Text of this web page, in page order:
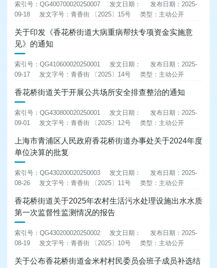
索引号：QG400700020250007 发文日期：
发布日期：2025-
09-18
发文字号：青香街 〔2025〕15号 类型：主动公开
关于印发《香花桥街道大病重病帮扶专项资金实施意
见》的通知
索引号：QG410600020250001 发文日期：
发布日期：2025-
09-17
发文字号：青香街 〔2025〕14号 类型：主动公开
香花桥街道关于开展公共场所安全排查整治的通知
索引号：QG430800020250001 发文日期：
发布日期：2025-
09-01
发文字号：青香街 〔2025〕12号 类型：主动公开
上海市青浦区人民政府香花桥街道办事处关于2024年度
单位决算的批复
索引号：QG430200020250003 发文日期：
发布日期：2025-
08-26
发文字号：青香街 〔2025〕11号 类型：主动公开
香花桥街道关于2025年农村生活污水处理设施出水水质
第一次监督性监测情况的报告
索引号：QG430200020250002 发文日期：
发布日期：2025-
08-19
发文字号：青香街 〔2025〕10号 类型：主动公开
关于公布香花桥街道金米村村民委员会班子成员补选结